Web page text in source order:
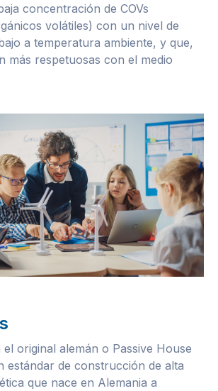
concentración de COVs
volátiles) con un nivel de
a temperatura ambiente, y que,
más respetuosas con el medio
original alemán o Passive House
estándar de construcción de alta
que nace en Alemania a